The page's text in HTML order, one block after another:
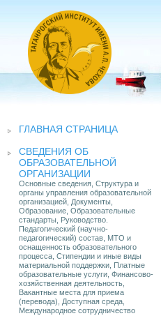
ГЛАВНАЯ СТРАНИЦА
СВЕДЕНИЯ ОБ
ОБРАЗОВАТЕЛЬНОЙ
ОРГАНИЗАЦИИ
Основные сведения, Структура и
органы управления образовательной
организацией, Документы,
Образование, Образовательные
стандарты, Руководство.
Педагогический (научно-
педагогический) состав, МТО и
оснащенность образовательного
процесса, Стипендии и иные виды
материальной поддержки, Платные
образовательные услуги, Финансово-
хозяйственная деятельность,
Вакантные места для приема
(перевода), Доступная среда,
Международное сотрудничество